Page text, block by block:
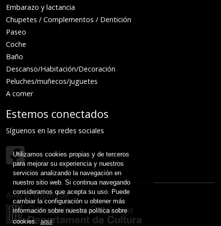
Utilizamos cookies propias y de terceros
para mejorar su experiencia y nuestros
servicios analizando la navegación en
nuestro sitio web. Si continua navegando
consideramos que acepta su uso. Puede
cambiar la configuración u obtener más
información sobre nuestra política sobre
cookies. aquí
Embarazo y lactancia
Chupetes / Complementos / Dentición
Paseo
Coche
Baño
Descanso/Habitación/Decoración
Peluches/muñecos/juguetes
A comer
Estemos conectados
Síguenos en las redes sociales
Amb el suport de: